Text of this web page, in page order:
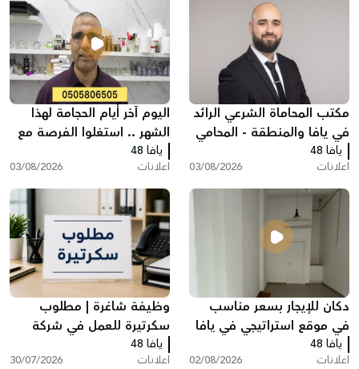
مكتب المحاماة الشرعي الرائد
في يافا والمنطقة - المحامي
عبد الفتاح محمد زبدة
يافا 48
اعلانات 03/08/2026
اليوم آخر أيام الحجامة لهذا
الشهر .. استغلوا الفرصة مع
مركز سريس
يافا 48
اعلانات 03/08/2026
دكان للإيجار بسعر مناسب
في موقع استراتيجي في يافا
يافا 48
اعلانات 02/08/2026
وظيفة شاغرة | مطلوب
سكرتيرة للعمل في شركة
بمدينة ريشون لتسيون
يافا 48
اعلانات 30/07/2026